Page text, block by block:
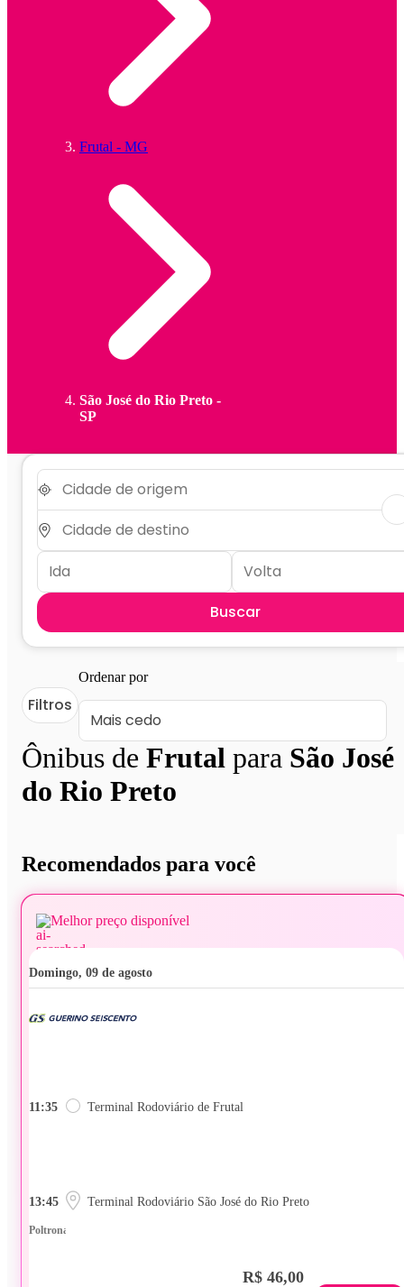
Frutal - MG
São José do Rio Preto -
SP
Buscar
Ônibus de Frutal para São José
do Rio Preto
Filtros
Ordenar por
Recomendados para você
Melhor preço disponível
domingo, 09 de agosto
11:35 Terminal Rodoviário de Frutal
13:45 Terminal Rodoviário São José do Rio Preto
Poltrona
R$ 46,00